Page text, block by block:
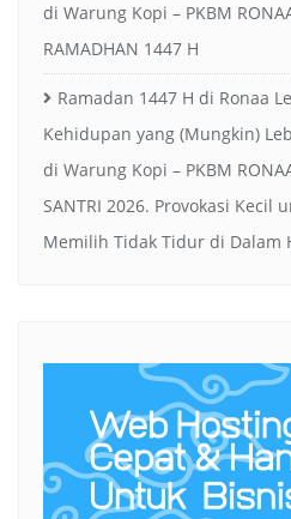
di Warung Kopi – PKBM
RAMADHAN 1447 H
Ramadan 1447 H di Ronaa
Kehidupan yang (Mungkin)
di Warung Kopi – PKBM
SANTRI 2026. Provokasi Kecil
Memilih Tidak Tidur di Dalam